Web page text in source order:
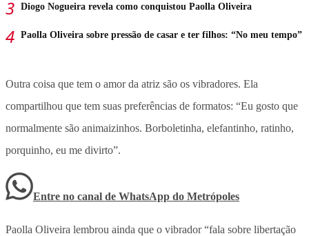
Diogo Nogueira revela como conquistou Paolla Oliveira
Paolla Oliveira sobre pressão de casar e ter filhos: “No meu tempo”
Outra coisa que tem o amor da atriz são os vibradores. Ela
compartilhou que tem suas preferências de formatos: “Eu gosto que
normalmente são animaizinhos. Borboletinha, elefantinho, ratinho,
porquinho, eu me divirto”.
Entre no canal de WhatsApp do Metrópoles
Paolla Oliveira lembrou ainda que o vibrador “fala sobre libertação